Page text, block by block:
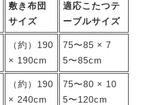
敷き布団
サイズ
適応こたつテ
ーブルサイズ
（約）190
× 190cm
75〜85 × 7
5〜85cm
（約）190
× 240cm
75〜80 × 10
5〜120cm